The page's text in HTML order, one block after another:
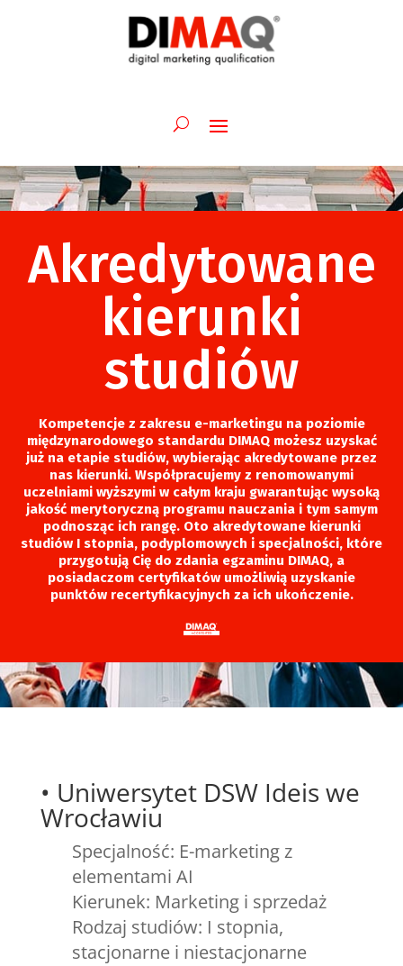
Akredytowane
kierunki
studiów
Kompetencje z zakresu e-marketingu na poziomie
międzynarodowego standardu DIMAQ możesz uzyskać
już na etapie studiów, wybierając akredytowane przez
nas kierunki. Współpracujemy z renomowanymi
uczelniami wyższymi w całym kraju gwarantując wysoką
jakość merytoryczną programu nauczania i tym samym
podnosząc ich rangę. Oto akredytowane kierunki
studiów I stopnia, podyplomowych i specjalności, które
przygotują Cię do zdania egzaminu DIMAQ, a
posiadaczom certyfikatów umożliwią uzyskanie
punktów recertyfikacyjnych za ich ukończenie.
• Uniwersytet DSW Ideis we
Wrocławiu
Specjalność: E-marketing z
elementami AI
Kierunek: Marketing i sprzedaż
Rodzaj studiów: I stopnia,
stacjonarne i niestacjonarne